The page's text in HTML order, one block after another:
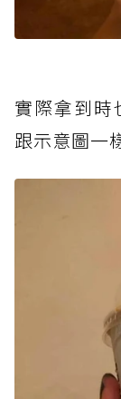
實際拿到時
跟示意圖一